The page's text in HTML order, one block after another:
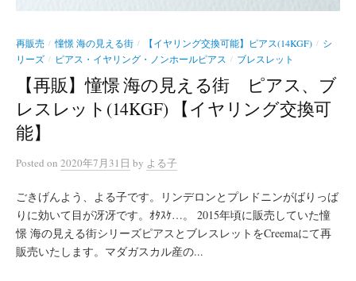
再販売 / 憧憬 海の見える街 / 【イヤリング交換可能】ピアス(14KGF) / シ
リーズ / ピアス・イヤリング・ノンホールピアス / ブレスレット
【再販】憧憬 海の見える街 ピアス、ブ
レスレット(14KGF) 【イヤリング交換可
能】
Posted on 2020年7月31日 by よる子
ごきげんよう、よる子です。リンデロンとプレドニンがばりっば
りに効いて目が冴冴です。ｵﾀｽｹ…。 2015年頃に販売していた憧
憬 海の見える街シリーズピアスとブレスレットをCreemaにて再
販売いたします。マダガスカル産の...